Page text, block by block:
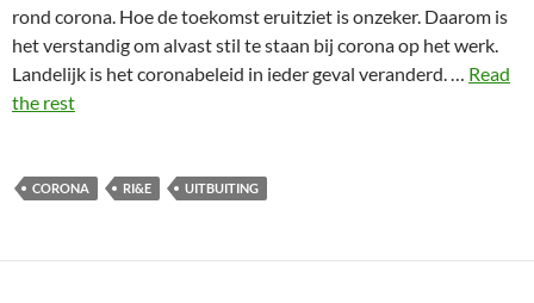
rond corona. Hoe de toekomst eruitziet is onzeker. Daarom is
het verstandig om alvast stil te staan bij corona op het werk.
Landelijk is het coronabeleid in ieder geval veranderd. … Read
the rest
CORONA RI&E UITBUITING